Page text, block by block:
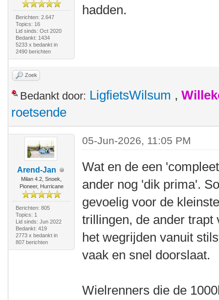
Berichten: 2.647
Topics: 16
Lid sinds: Oct 2020
Bedankt: 1434
5233 x bedankt in
2490 berichten
hadden.
Zoek
Bedankt door: LigfietsWilsum ,
roetsende
Arend-Jan
Milan 4.2, Snoek,
Pioneer, Hurricane
Berichten: 805
Topics: 1
Lid sinds: Jun 2022
Bedankt: 419
2773 x bedankt in
807 berichten
05-Jun-2026, 11:05 PM
Wat en de een
ander nog 'dik prima'.
gevoelig voor de
trillingen, de ander
het wegrijden vanuit
vaak en snel doorslaat.
Wielrenners die de